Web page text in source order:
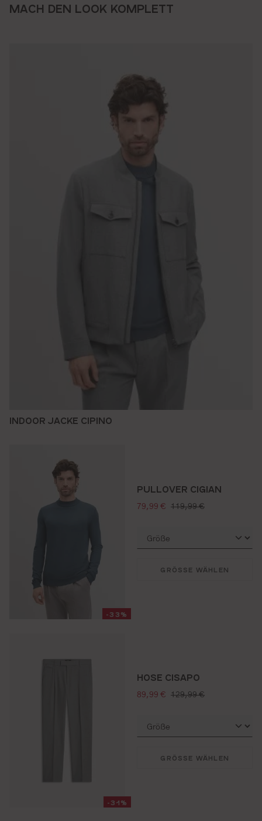
MACH DEN LOOK KOMPLETT
INDOOR JACKE CIPINO
-33%
PULLOVER CIGIAN
verkaufspreis:
79,99 € regulärer preis:
119,99 €
GRÖSSE WÄHLEN
-31%
HOSE CISAPO
verkaufspreis:
89,99 € regulärer preis:
129,99 €
GRÖSSE WÄHLEN